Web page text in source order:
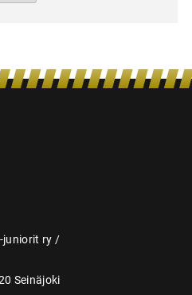
juniorit ry /
Seinäjoki